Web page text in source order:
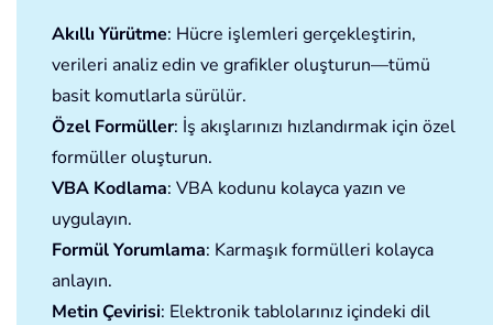
Akıllı Yürütme: Hücre işlemleri gerçekleştirin,
verileri analiz edin ve grafikler oluşturun—tümü
basit komutlarla sürülür.
Özel Formüller: İş akışlarınızı hızlandırmak için özel
formüller oluşturun.
VBA Kodlama: VBA kodunu kolayca yazın ve
uygulayın.
Formül Yorumlama: Karmaşık formülleri kolayca
anlayın.
Metin Çevirisi: Elektronik tablolarınız içindeki dil